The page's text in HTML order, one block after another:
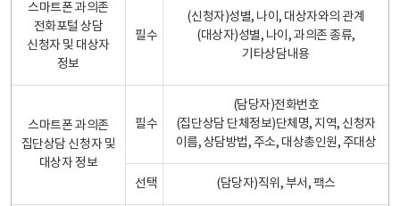
스마트폰 과의존
전화포털 상담
신청자 및 대상자
정보
필수
(신청자)성별, 나이, 대상자와의 관계
(대상자)성별, 나이, 과의존 종류,
기타상담내용
스마트폰 과의존
집단상담 신청자 및
대상자 정보
필수
(담당자)전화번호
(집단상담 단체정보)단체명, 지역, 신청자
이름, 상담방법, 주소, 대상총인원, 주대상
선택 (담당자)직위, 부서, 팩스